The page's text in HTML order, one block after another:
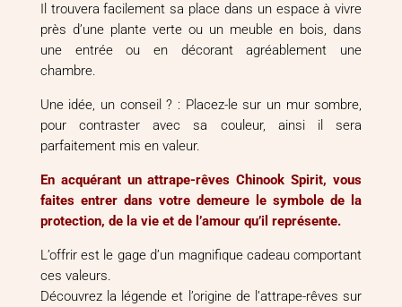
Il trouvera facilement sa place dans un espace à vivre
près d’une plante verte ou un meuble en bois, dans
une entrée ou en décorant agréablement une
chambre.
Une idée, un conseil ? : Placez-le sur un mur sombre,
pour contraster avec sa couleur, ainsi il sera
parfaitement mis en valeur.
En acquérant un attrape-rêves Chinook Spirit, vous
faites entrer dans votre demeure le symbole de la
protection, de la vie et de l’amour qu’il représente.
L’offrir est le gage d’un magnifique cadeau comportant
ces valeurs.
Découvrez la légende et l’origine de l’attrape-rêves sur